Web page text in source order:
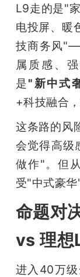
L9走的是"
电投屏、暖
技商务风
属质感、
是"新中式
+科技融合
这条路的风
会觉得高级
做作"。但
受"中式豪华
命题对
vs 理想
进入40万